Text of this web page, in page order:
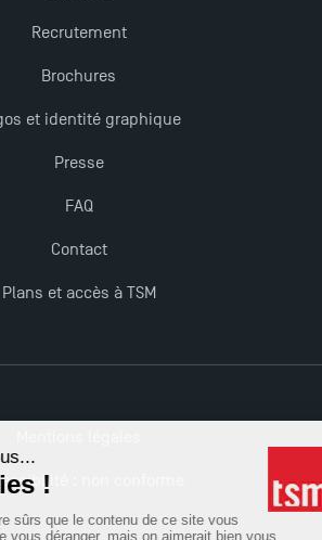
accréditation EQUIS en
candidater aux formations
en alternance à TSM !
2025 : des opportunités encore
Recrutement
Brochures
et identité graphique
Presse
FAQ
Contact
Plans et accès à TSM
: non conforme